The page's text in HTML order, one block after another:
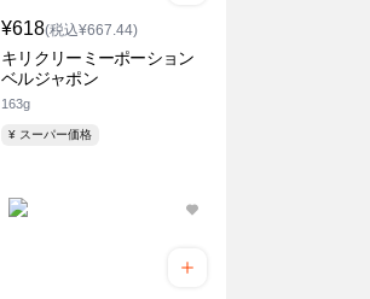
¥618(税込¥667.44)
キリクリーミーポーション
ベルジャポン
163g
¥ スーパー価格